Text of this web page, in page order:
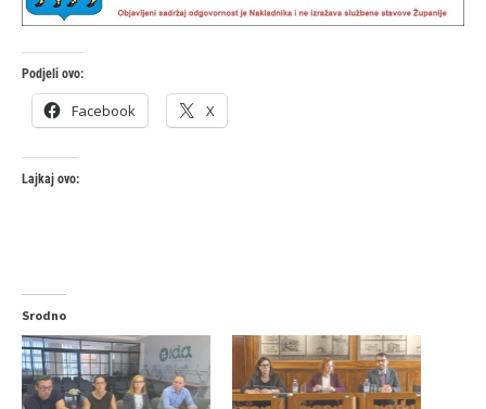
Podjeli ovo:
Facebook X
Lajkaj ovo:
Srodno